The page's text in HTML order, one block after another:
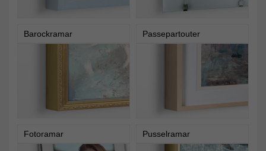
Barockramar Passepartouter
Fotoramar Pusselramar